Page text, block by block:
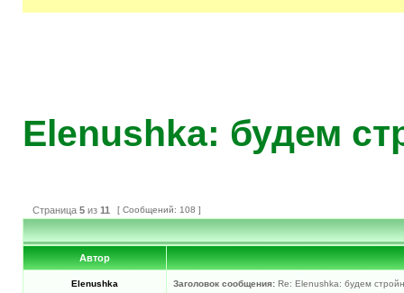
Elenushka: будем
Страница 5 из 11 [ Сообщений: 108 ]
Автор
Elenushka Заголовок сообщения: Re: Elenushka: будем